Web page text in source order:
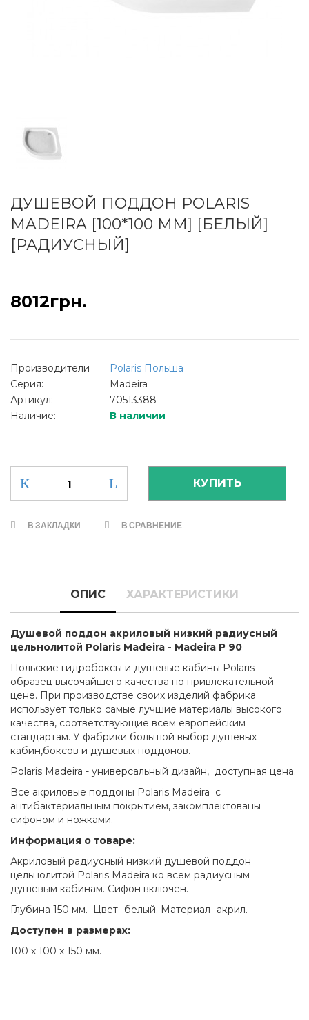
ДУШЕВОЙ ПОДДОН POLARIS
MADEIRA [100*100 ММ] [БЕЛЫЙ]
[РАДИУСНЫЙ]
8012грн.
Производители
Polaris Польша
Серия:
Madeira
Артикул:
70513388
Наличие:
В наличии
В ЗАКЛАДКИ В СРАВНЕНИЕ
ОПИС ХАРАКТЕРИСТИКИ
Душевой поддон акриловый низкий радиусный
цельнолитой Polaris Madeira - Madeira P 90
Польские гидробоксы и душевые кабины Polaris
образец высочайшего качества по привлекательной
цене. При производстве своих изделий фабрика
использует только самые лучшие материалы высокого
качества, соответствующие всем европейским
стандартам. У фабрики большой выбор душевых
кабин,боксов и душевых поддонов.
Polaris Madeira - универсальный дизайн, доступная цена.
Все акриловые поддоны Polaris Madeira с
антибактериальным покрытием, закомплектованы
сифоном и ножками.
Информация о товаре:
Акриловый радиусный низкий душевой поддон
цельнолитой Polaris Madeira ко всем радиусным
душевым кабинам. Сифон включен.
Глубина 150 мм. Цвет- белый. Материал- акрил.
Доступен в размерах:
100 х 100 х 150 мм.